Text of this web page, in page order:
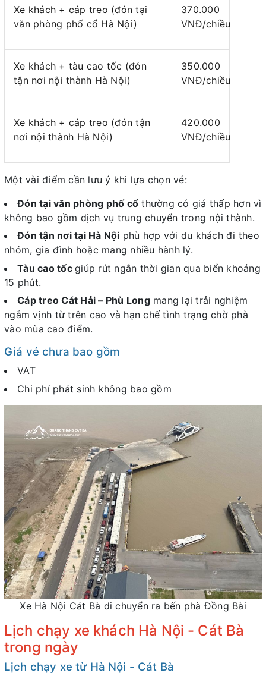
Xe khách + cáp treo (đón tại
văn phòng phố cổ Hà Nội)
370.000
VNĐ/chiều
Xe khách + tàu cao tốc (đón
tận nơi nội thành Hà Nội)
350.000
VNĐ/chiều
Xe khách + cáp treo (đón tận
nơi nội thành Hà Nội)
420.000
VNĐ/chiều
Một vài điểm cần lưu ý khi lựa chọn vé:
Đón tại văn phòng phố cổ thường có giá thấp hơn vì
không bao gồm dịch vụ trung chuyển trong nội thành.
Đón tận nơi tại Hà Nội phù hợp với du khách đi theo
nhóm, gia đình hoặc mang nhiều hành lý.
Tàu cao tốc giúp rút ngắn thời gian qua biển khoảng
15 phút.
Cáp treo Cát Hải – Phù Longmang lại trải nghiệm
ngắm vịnh từ trên cao và hạn chế tình trạng chờ phà
vào mùa cao điểm.
Giá vé chưa bao gồm
VAT
Chi phí phát sinh không bao gồm
Xe Hà Nội Cát Bà di chuyển ra bến phà Đồng Bài
Lịch chạy xe khách Hà Nội - Cát Bà
trong ngày
Lịch chạy xe từ Hà Nội - Cát Bà